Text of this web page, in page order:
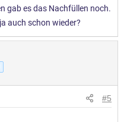
gab es das Nachfüllen noch.
auch schon wieder?
#5